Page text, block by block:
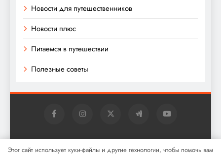
Новости для путешественников
Новости плюс
Питаемся в путешествии
Полезные советы
Digital Newspaper - многофункциональная тема
Этот сайт использует куки-файлы и другие технологии, чтобы помочь вам